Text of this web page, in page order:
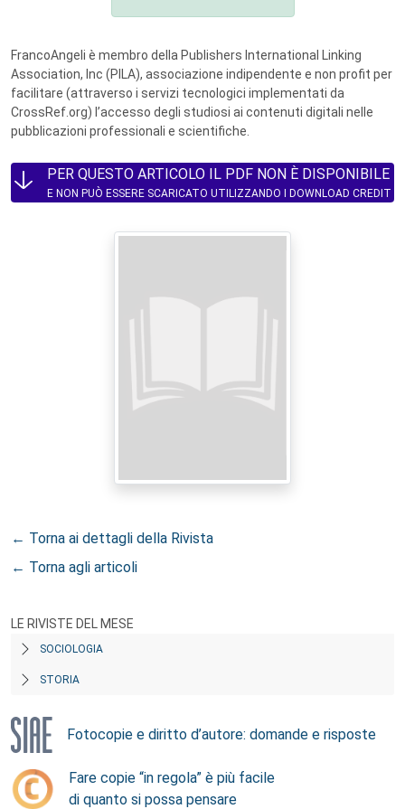
FrancoAngeli è membro della Publishers International Linking
Association, Inc (PILA), associazione indipendente e non profit per
facilitare (attraverso i servizi tecnologici implementati da
CrossRef.org) l’accesso degli studiosi ai contenuti digitali nelle
pubblicazioni professionali e scientifiche.
PER QUESTO ARTICOLO IL PDF NON È DISPONIBILE
E NON PUÒ ESSERE SCARICATO UTILIZZANDO I DOWNLOAD CREDIT
← Torna ai dettagli della Rivista
← Torna agli articoli
LE RIVISTE DEL MESE
SOCIOLOGIA
STORIA
Fotocopie e diritto d’autore: domande e risposte
Fare copie “in regola” è più facile
di quanto si possa pensare